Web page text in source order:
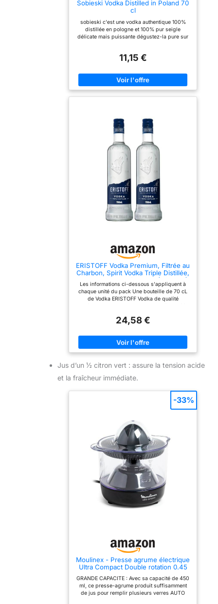
Sobieski Vodka Distilled in Poland 70
cl
sobieski c'est une vodka authentique 100%
distillée en pologne et 100% pur seigle
délicate mais puissante dégustez-la pure sur
percent_by_volume
11,15 €
ERISTOFF Vodka Premium, Filtrée au
Charbon, Spirit Vodka Triple Distillée,
37,5% Vol, 70cL / 700mL (Lot de 2)
Les informations ci-dessous s'appliquent à
chaque unité du pack Une bouteille de 70 cL
de Vodka ERISTOFF Vodka de qualité
réaliser de délicieux cocktails ou bien boire
sont distillées suivant un processus en trois
étapes et filtrées au charbon de bois pour
garantir une pureté absolue et un goût
% d'alcool et se caractérise par sa texture
24,58 €
Jus d’un ½ citron vert : assure la tension acide
et la fraîcheur immédiate.
Moulinex - Presse agrume électrique
Ultra Compact Double rotation 0.45
GRANDE CAPACITE : Avec sa capacité de 450
ml, ce presse-agrume produit suffisamment
de jus pour remplir plusieurs verres AUTO
-33%